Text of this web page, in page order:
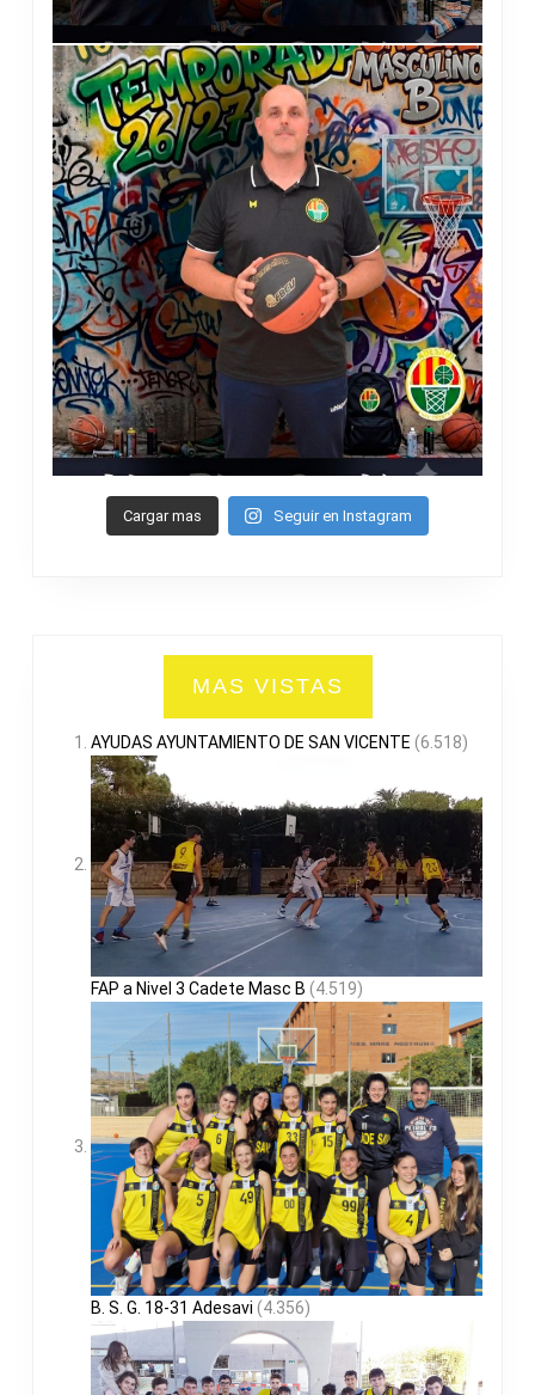
Cargar mas Seguir en Instagram
MAS VISTAS
AYUDAS AYUNTAMIENTO DE SAN VICENTE (6.518)
FAP a Nivel 3 Cadete Masc B (4.519)
B. S. G. 18-31 Adesavi (4.356)